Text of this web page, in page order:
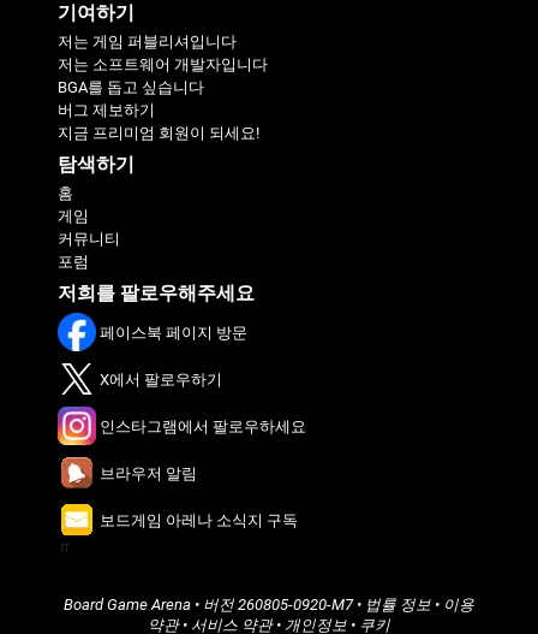
기여하기
저는 게임 퍼블리셔입니다
저는 소프트웨어 개발자입니다
BGA를 돕고 싶습니다
버그 제보하기
지금 프리미엄 회원이 되세요!
탐색하기
홈
게임
커뮤니티
포럼
저희를 팔로우해주세요
페이스북 페이지 방문
X에서 팔로우하기
인스타그램에서 팔로우하세요
브라우저 알림
보드게임 아레나 소식지 구독
Board Game Arena • 버전 260805-0920-M7• 법률 정보• 이용
약관• 서비스 약관• 개인정보• 쿠키
π